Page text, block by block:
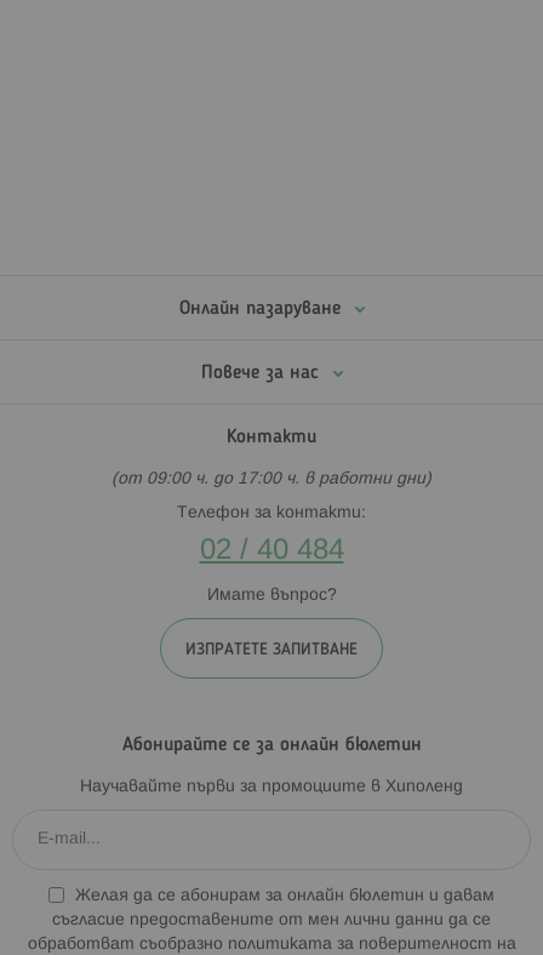
Онлайн пазаруване
Повече за нас
Контакти
(от 09:00 ч. до 17:00 ч. в работни дни)
Телефон за контакти:
02 / 40 484
Имате въпрос?
ИЗПРАТЕТЕ ЗАПИТВАНЕ
Абонирайте се за онлайн бюлетин
Научавайте първи за промоциите в Хиполенд
Желая да се абонирам за онлайн бюлетин и давам
съгласие предоставените от мен лични данни да се
обработват съобразно политиката за поверителност на